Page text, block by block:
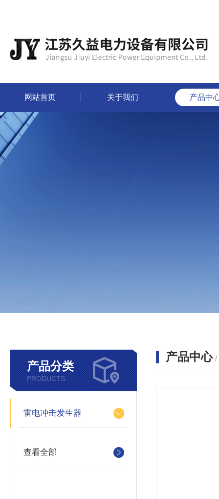
网站首页 关于我们 产品中
产品分类
PRODUCTS
雷电冲击发生器
查看全部
产品中心 /